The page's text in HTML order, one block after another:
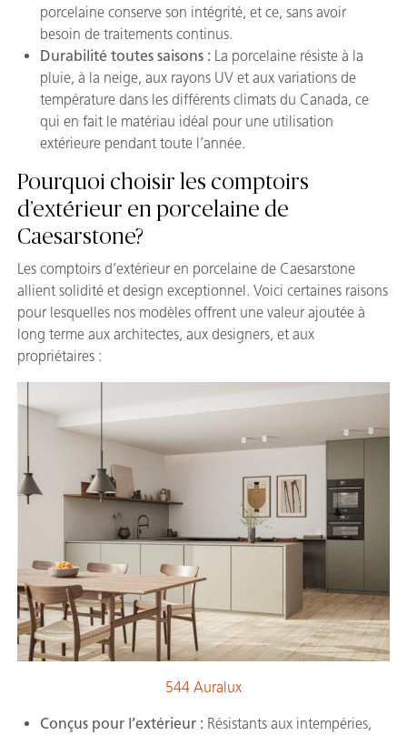
porcelaine conserve son intégrité, et ce, sans avoir
besoin de traitements continus.
Durabilité toutes saisons : La porcelaine résiste à la
pluie, à la neige, aux rayons UV et aux variations de
température dans les différents climats du Canada, ce
qui en fait le matériau idéal pour une utilisation
extérieure pendant toute l’année.
Pourquoi choisir les comptoirs
d’extérieur en porcelaine de
Caesarstone?
Les comptoirs d’extérieur en porcelaine de Caesarstone
allient solidité et design exceptionnel. Voici certaines raisons
pour lesquelles nos modèles offrent une valeur ajoutée à
long terme aux architectes, aux designers, et aux
propriétaires :
544 Auralux
Conçus pour l’extérieur : Résistants aux intempéries,